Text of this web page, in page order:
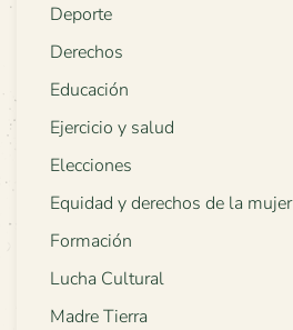
Deporte
Derechos
Educación
Ejercicio y salud
Elecciones
Equidad y derechos de la mujer
Formación
Lucha Cultural
Madre Tierra